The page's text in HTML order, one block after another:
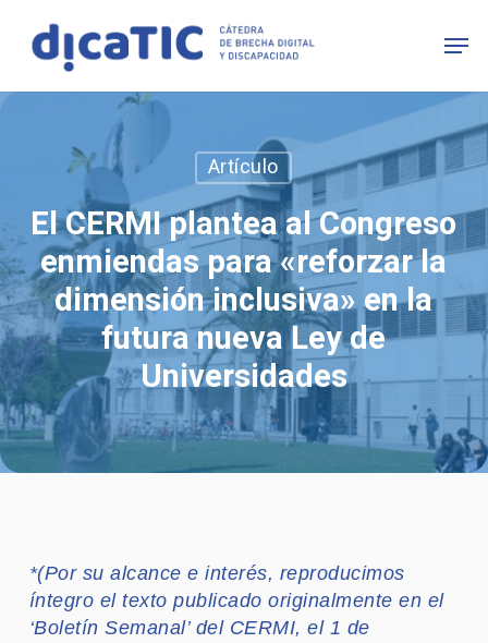
main
content
Artículo
El CERMI plantea al Congreso
enmiendas para «reforzar la
dimensión inclusiva» en la
futura nueva Ley de
Universidades
*(Por su alcance e interés, reproducimos
íntegro el texto publicado originalmente en el
‘Boletín Semanal’ del CERMI, el 1 de